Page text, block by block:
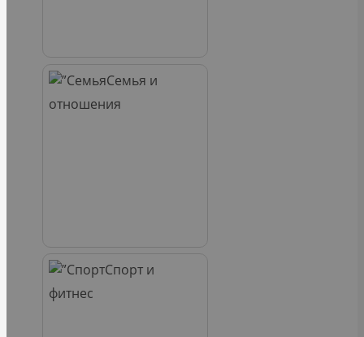
Семья и
отношения
Спорт и
фитнес